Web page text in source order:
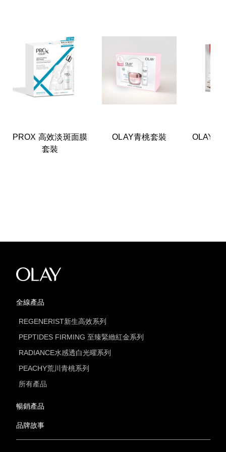
PROX 高效淡斑面膜
套裝
OLAY青桃套裝 OLAY
全線產品
REGENERIST新生高效系列
PEPTIDES FIRMING 至臻緊緻紅金系列
RADIANCE水感透白光曜系列
PEACHY荒川青桃系列
所有產品
暢銷產品
品牌故事